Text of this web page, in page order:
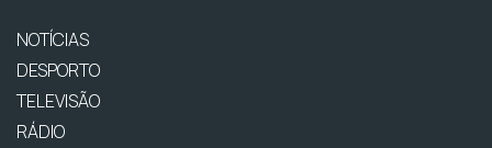
NOTÍCIAS
DESPORTO
TELEVISÃO
RÁDIO